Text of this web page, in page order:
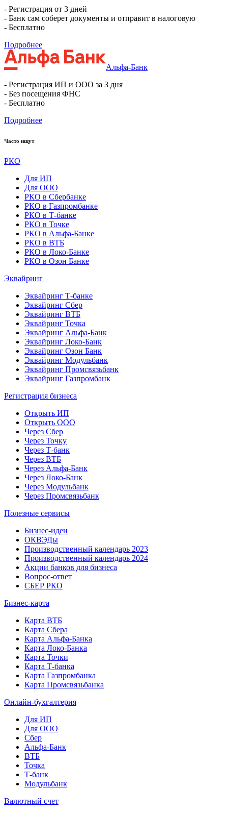
- Регистрация от 3 дней
- Банк сам соберет документы и отправит в налоговую
- Бесплатно
Подробнее
Альфа-Банк
- Регистрация ИП и ООО за 3 дня
- Без посещения ФНС
- Бесплатно
Подробнее
Часто ищут
РКО
Для ИП
Для ООО
РКО в Сбербанке
РКО в Газпромбанке
РКО в Т-банке
РКО в Точке
РКО в Альфа-Банке
РКО в ВТБ
РКО в Локо-Банке
РКО в Озон Банке
Эквайринг
Эквайринг Т-банке
Эквайринг Сбер
Эквайринг ВТБ
Эквайринг Точка
Эквайринг Альфа-Банк
Эквайринг Локо-Банк
Эквайринг Озон Банк
Эквайринг Модульбанк
Эквайринг Промсвязьбанк
Эквайринг Газпромбанк
Регистрация бизнеса
Открыть ИП
Открыть ООО
Через Сбер
Через Точку
Через Т-банк
Через ВТБ
Через Альфа-Банк
Через Локо-Банк
Через Модульбанк
Через Промсвязьбанк
Полезные сервисы
Бизнес-идеи
ОКВЭДы
Производственный календарь 2023
Производственный календарь 2024
Акции банков для бизнеса
Вопрос-ответ
СБЕР РКО
Бизнес-карта
Карта ВТБ
Карта Сбера
Карта Альфа-Банка
Карта Локо-Банка
Карта Точки
Карта Т-банка
Карта Газпромбанка
Карта Промсвязьбанка
Онлайн-бухгалтерия
Для ИП
Для ООО
Сбер
Альфа-Банк
ВТБ
Точка
Т-банк
Модульбанк
Валютный счет